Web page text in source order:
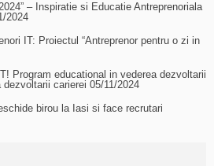
– Inspiratie si Educatie Antreprenoriala
2024
IT: Proiectul “Antreprenor pentru o zi in
Program educational in vederea dezvoltarii
carierei 05/11/2024
birou la Iasi si face recrutari